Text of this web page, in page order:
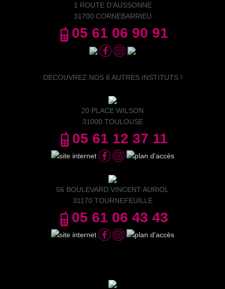
1 ROUTE D'AUSSONNE
31700 CORNEBARRIEU
05 61 06 90 91
DECOUVREZ NOS 6 AUTRES INSTITUTS !
20 PLACE WILSON
31000 TOULOUSE
05 61 12 37 11
56 BOULEVARD VINCENT AURIOL
31170 TOURNEFEUILLE
05 61 06 43 43